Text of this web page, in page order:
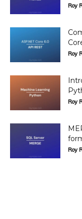
Roy
Roy
Roy
Roy